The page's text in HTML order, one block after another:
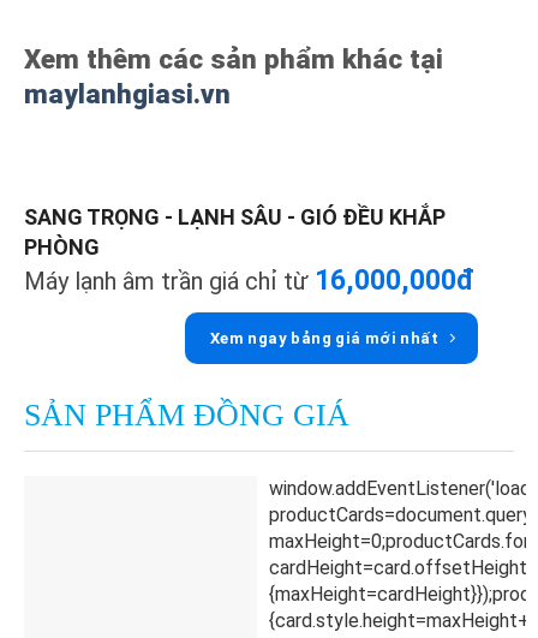
Xem thêm các sản phẩm khác tại
maylanhgiasi.vn
SANG TRỌNG - LẠNH SÂU - GIÓ ĐỀU KHẮP
PHÒNG
Máy lạnh âm trần giá chỉ từ 16,000,000đ
Xem ngay bảng giá mới nhất
SẢN PHẨM ĐỒNG GIÁ